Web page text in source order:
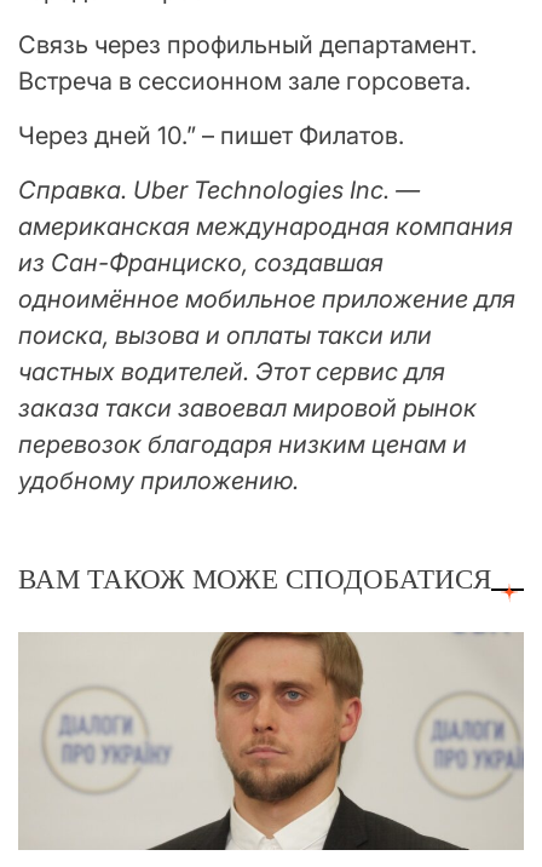
Связь через профильный департамент.
Встреча в сессионном зале горсовета.
Через дней 10.” – пишет Филатов.
Справка. Uber Technologies Inc. —
американская международная компания
из Сан-Франциско, создавшая
одноимённое мобильное приложение для
поиска, вызова и оплаты такси или
частных водителей. Этот сервис для
заказа такси завоевал мировой рынок
перевозок благодаря низким ценам и
удобному приложению.
ВАМ ТАКОЖ МОЖЕ СПОДОБАТИСЯ